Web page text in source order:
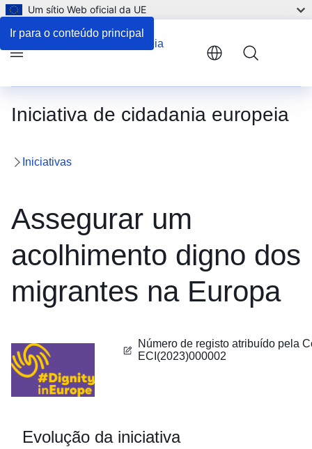
Ir para o conteúdo principal
Um sítio Web oficial da UE
Iniciativa de cidadania europeia
Iniciativas
Assegurar um
acolhimento digno dos
migrantes na Europa
Número de registo atribuído pela
ECI(2023)000002
Evolução da iniciativa